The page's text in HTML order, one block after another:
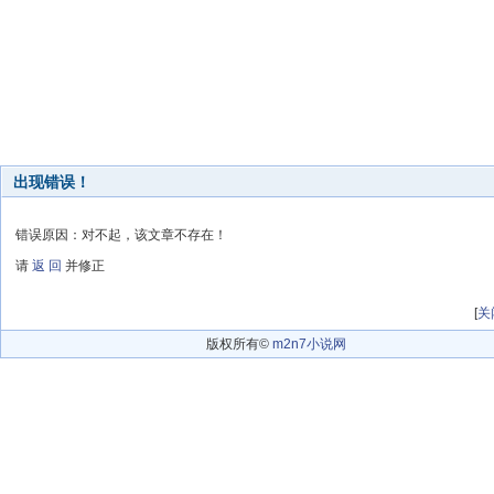
出现错误！
错误原因：对不起，该文章不存在！
请 返 回 并修正
[关
版权所有© m2n7小说网